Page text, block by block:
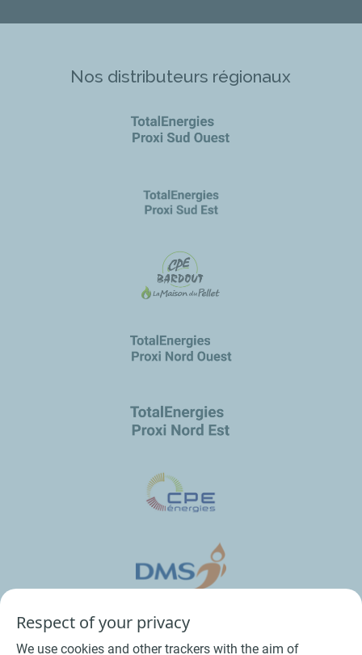
Nos distributeurs régionaux
Respect of your privacy
We use cookies and other trackers with the aim of